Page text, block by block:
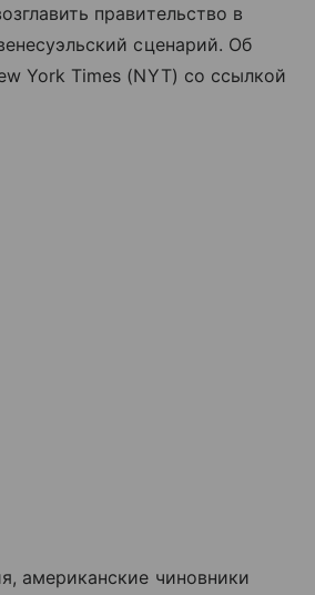
правительство в
сценарий. Об
York Times (NYT) со ссылкой
американские чиновники